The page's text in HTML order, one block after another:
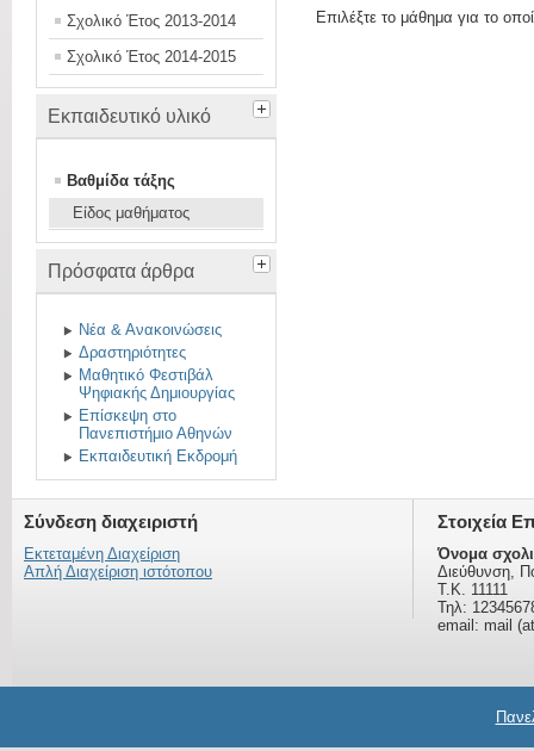
Σχολικό Έτος 2013-2014
Σχολικό Έτος 2014-2015
Εκπαιδευτικό υλικό
Βαθμίδα τάξης
Είδος μαθήματος
Πρόσφατα άρθρα
Νέα & Ανακοινώσεις
Δραστηριότητες
Μαθητικό Φεστιβάλ
Ψηφιακής Δημιουργίας
Επίσκεψη στο
Πανεπιστήμιο Αθηνών
Εκπαιδευτική Εκδρομή
Επιλέξτε το μάθημα για το
Σύνδεση διαχειριστή
Εκτεταμένη Διαχείριση
Απλή Διαχείριση ιστότοπου
Στοιχεία
Όνομα
Διεύθυνση,
Τ.Κ. 11111
Τηλ:
email: mail